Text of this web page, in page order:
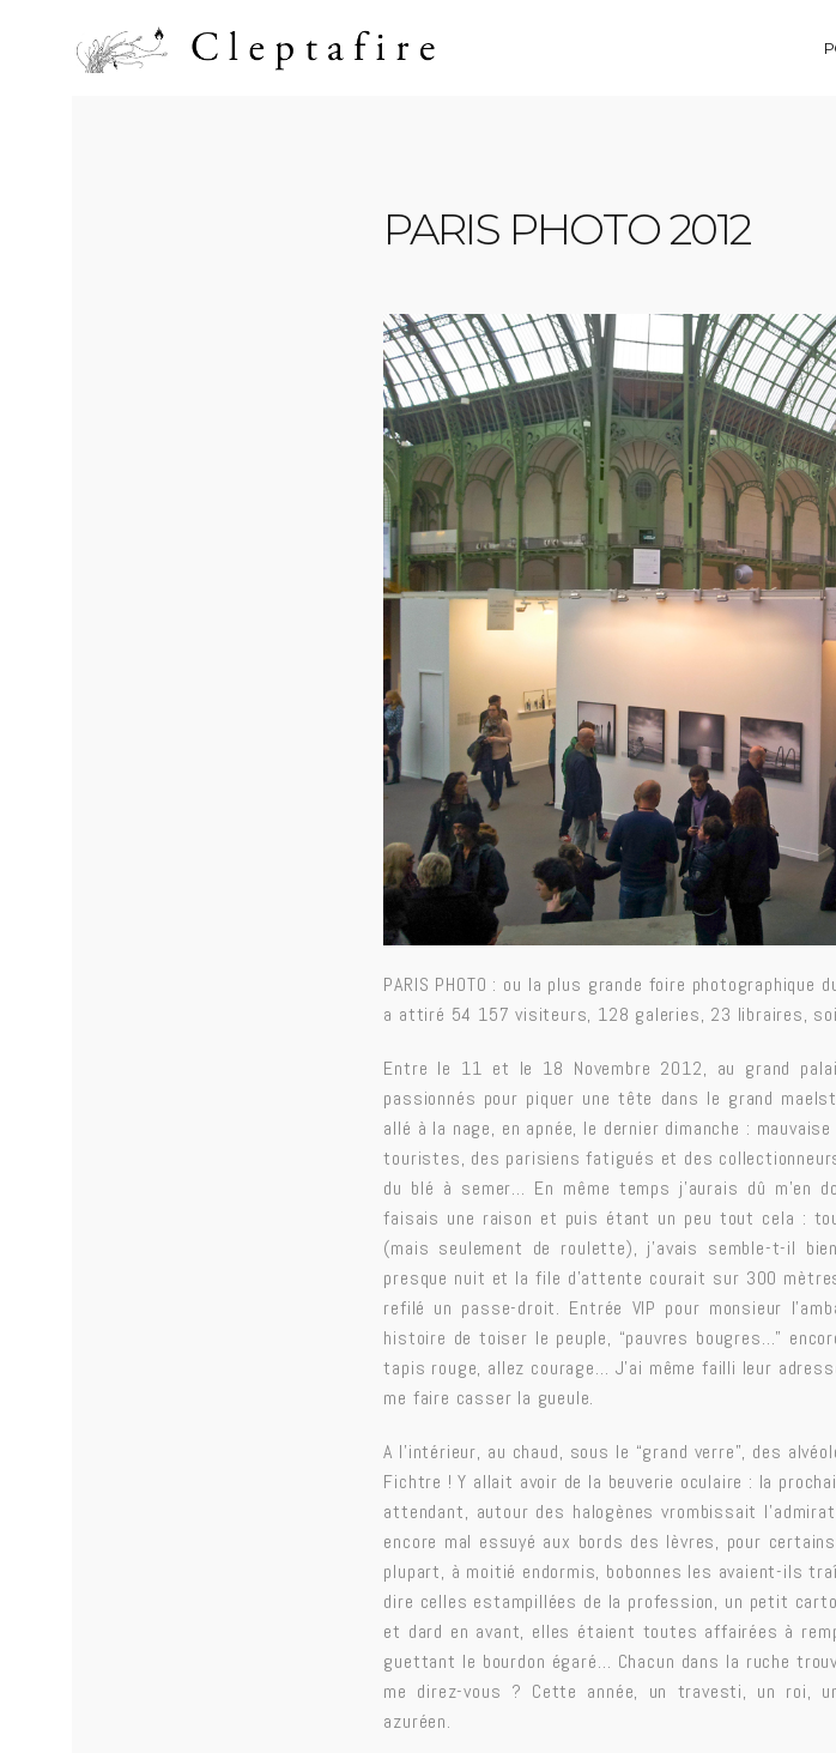
PARIS PHOTO 2012
PARIS PHOTO : ou la plus grande foire
a attiré 54 157 visiteurs, 128 galeries, 23 libraires,
Entre le 11 et le 18 Novembre 2012, au grand
passionnés pour piquer une tête dans le grand
allé à la nage, en apnée, le dernier dimanche :
touristes, des parisiens fatigués et des
du blé à semer… En même temps j’aurais dû m’en
faisais une raison et puis étant un peu tout cela :
(mais seulement de roulette), j’avais semble-t-il
presque nuit et la file d’attente courait sur 300
refilé un passe-droit. Entrée VIP pour monsieur
histoire de toiser le peuple, “pauvres bougres…”
tapis rouge, allez courage… J’ai même failli leur
me faire casser la gueule.
A l’intérieur, au chaud, sous le “grand verre”, des
Fichtre ! Y allait avoir de la beuverie oculaire : la
attendant, autour des halogènes vrombissait
encore mal essuyé aux bords des lèvres, pour
plupart, à moitié endormis, bobonnes les avaient-ils
dire celles estampillées de la profession, un petit
et dard en avant, elles étaient toutes affairées à
guettant le bourdon égaré… Chacun dans la ruche
me direz-vous ? Cette année, un travesti, un roi,
azuréen.